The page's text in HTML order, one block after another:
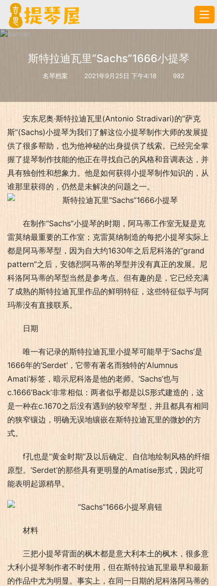
斯特拉迪瓦里“Sachs”1666小提琴
名琴档案 2021年9月25日 下午4:18 982
安东尼奥·斯特拉迪瓦里(Antonio Stradivari)的“萨克
斯”(Sachs)小提琴为我们了解这位小提琴制作大师的发展提
供了很多帮助，也为他神秘的出身提供了线索。已经完全掌
握了提琴制作技能的他正在寻找自己的风格和音调表达，并
具有独创性和想象力。他是如何获得小提琴制作知识的，从
谁那里获得的，仍然是未解决的问题之一。
在制作“Sachs”小提琴的时期，阿马蒂工作室无疑是克
雷莫纳最重要的工作室；克雷莫纳制造的每把小提琴实际上
都是阿马蒂琴型，因为自大约1630年之后尼科洛的“grand
pattern”之后，安德烈阿马蒂的琴型并没有真正的发展。尼
科洛阿马蒂的琴型当然是参考点。但有趣的是，它已经充满
了成熟的斯特拉迪瓦里作品的鲜明特征，这些特征似乎与阿
玛蒂没有直接联系。
日期
唯一有记录的斯特拉迪瓦里小提琴可能早于’Sachs’是
1666年的’Serdet’，它带有著名而独特的’Alumnus
Amati’标签，暗示尼科洛是他的老师。’Sachs’也与
c.1666’Back’非常相似：两者似乎都是以S形式建造的，这
是一种在c.1670之后没有遇到的较窄琴型，并且都具有相同
的狭窄镶边，明确无误地镶嵌在斯特拉迪瓦里的微妙的方
式。
f孔也是“黄金时期”及以后确定、自信地绘制风格的纤细
原型。’Serdet’的那些具有更明显的Amatise形式，因此可
能表明起源稍早。
材料
三把小提琴背面的枫木都是意大利本土的枫木，很多意
大利小提琴制作者不时使用，但在斯特拉迪瓦里最早和最新
的作品中尤为明显。事实上，在同一日期的尼科洛阿马蒂的